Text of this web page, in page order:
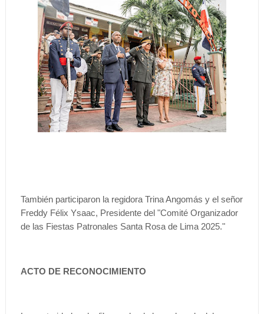
También participaron la regidora Trina Angomás y el señor
Freddy Félix Ysaac, Presidente del "Comité Organizador
de las Fiestas Patronales Santa Rosa de Lima 2025."
ACTO DE RECONOCIMIENTO